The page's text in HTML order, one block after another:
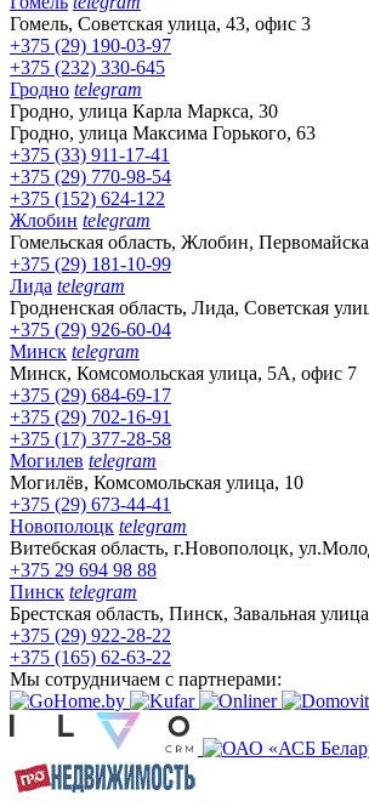
Гомель, Советская улица, 43, офис 3
+375 (29) 190-03-97
+375 (232) 330-645
Гродно telegram
Гродно, улица Карла Маркса, 30
Гродно, улица Максима Горького, 63
+375 (33) 911-17-41
+375 (29) 770-98-54
+375 (152) 624-122
Жлобин telegram
Гомельская область, Жлобин,
+375 (29) 181-10-99
Лида telegram
Гродненская область, Лида, Советская
+375 (29) 926-60-04
Минск telegram
Минск, Комсомольская улица, 5А, офис 7
+375 (29) 684-69-17
+375 (29) 702-16-91
+375 (17) 377-28-58
Могилев telegram
Могилёв, Комсомольская улица, 10
+375 (29) 673-44-41
Новополоцк telegram
Витебская область, г.Новополоцк,
+375 29 694 98 88
Пинск telegram
Брестская область, Пинск, Завальная
+375 (29) 922-28-22
+375 (165) 62-63-22
Мы сотрудничаем с партнерами: